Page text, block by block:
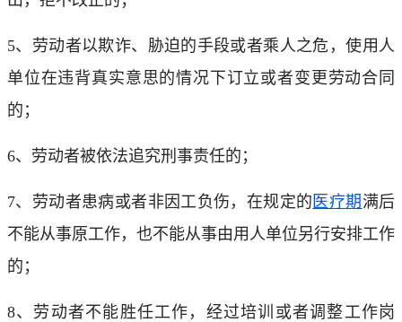
5、劳动者以欺诈、胁迫的手段或者乘人之危，使用人
单位在违背真实意思的情况下订立或者变更劳动合同
的；
6、劳动者被依法追究刑事责任的；
7、劳动者患病或者非因工负伤，在规定的 医疗期 满后
不能从事原工作，也不能从事由用人单位另行安排工作
的；
8、劳动者不能胜任工作，经过培训或者调整工作岗